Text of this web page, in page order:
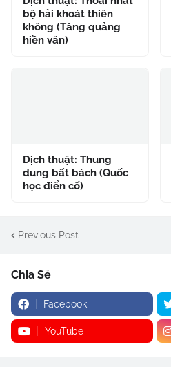
bộ hải khoát thiên
không (Tăng quảng
hiền văn)
Dịch thuật: Thung
dung bất bách (Quốc
học điển cố)
Previous Post
Chia Sẻ
Facebook
YouTube